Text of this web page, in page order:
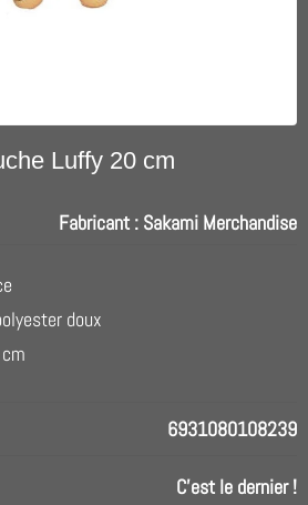
Luffy 20 cm
Fabricant : Sakami Merchandise
doux
6931080108239
C'est le dernier !